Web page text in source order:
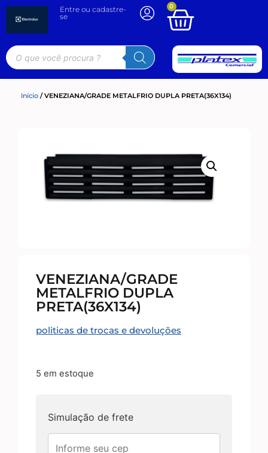
0
Entre ou cadastre-
se
Início / VENEZIANA/GRADE METALFRIO DUPLA PRETA(36X134)
VENEZIANA/GRADE
METALFRIO DUPLA
PRETA(36X134)
politicas de trocas e devoluções
5 em estoque
Simulação de frete